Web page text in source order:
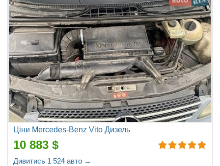
Ціни Mercedes-Benz Vito Дизель
10 883 $
Дивитись 1 524 авто →